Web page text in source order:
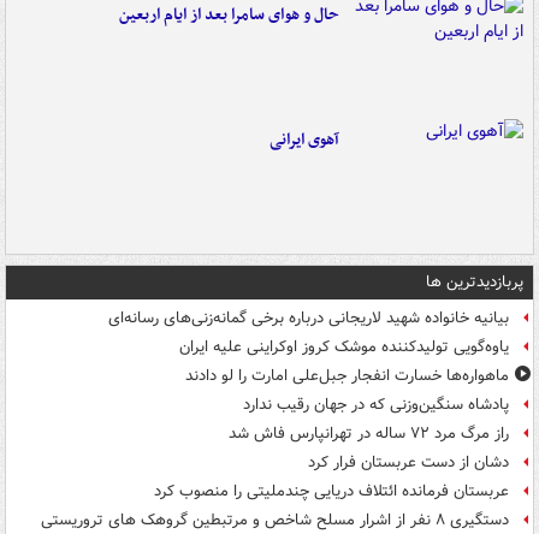
حال و هوای سامرا بعد از ایام اربعین
آهوی ایرانی
پربازدیدترین ها
بیانیه خانواده شهید لاریجانی درباره برخی گمانه‌زنی‌های رسانه‌ای
یاوه‌گویی تولیدکننده موشک کروز اوکراینی علیه ایران
ماهواره‌ها خسارت انفجار جبل‌علی امارت را لو دادند
پادشاه سنگین‌وزنی که در جهان رقیب ندارد
راز مرگ مرد ۷۲ ساله در تهرانپارس فاش شد
دشان از دست عربستان فرار کرد
عربستان فرمانده ائتلاف دریایی چندملیتی را منصوب کرد
دستگیری ۸ نفر از اشرار مسلح شاخص و مرتبطین گروهک های تروریستی